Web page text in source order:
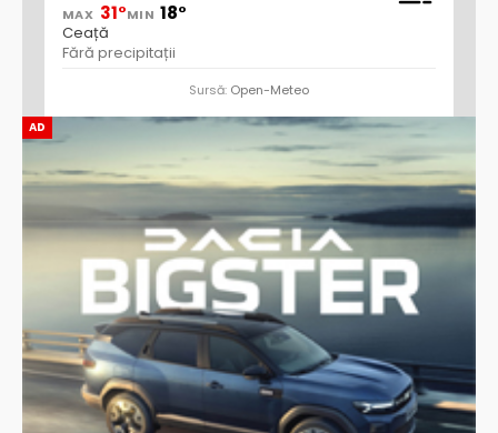
AD
MAX 31°MIN 18°
Ceață
Fără precipitații
Sursă: Open-Meteo